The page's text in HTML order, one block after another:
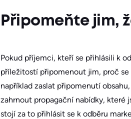
Připomeňte jim,
Pokud příjemci, kteří se přihlásili k
příležitostí připomenout jim, proč
například zaslat připomenutí
zahrnout propagační nabídky, které
stojí za to přihlásit se k odběru